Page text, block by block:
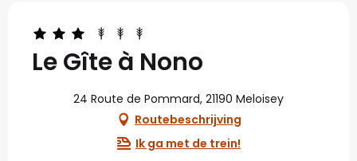
Le Gîte à Nono
24 Route de Pommard, 21190 Meloisey
Routebeschrijving
Ik ga met de trein!